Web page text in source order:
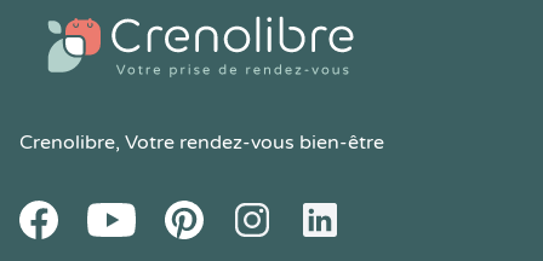
Crenolibre, Votre rendez-vous bien-être
FacebookYoutube PinteresetInstagramLinkedIn